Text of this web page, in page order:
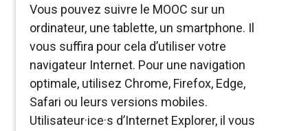
Vous pouvez suivre le MOOC sur un
ordinateur, une tablette, un smartphone. Il
vous suffira pour cela d’utiliser votre
navigateur Internet. Pour une navigation
optimale, utilisez Chrome, Firefox, Edge,
Safari ou leurs versions mobiles.
Utilisateur·ice·s d’Internet Explorer, il vous